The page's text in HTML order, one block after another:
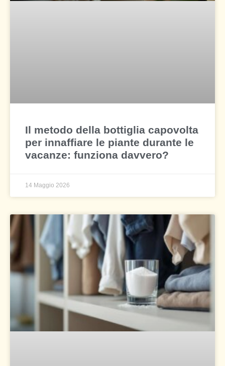
Il metodo della bottiglia capovolta
per innaffiare le piante durante le
vacanze: funziona davvero?
14 Maggio 2026